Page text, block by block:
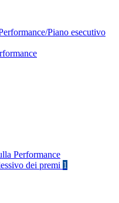
Piano esecutivo
Performance
dei premi 1